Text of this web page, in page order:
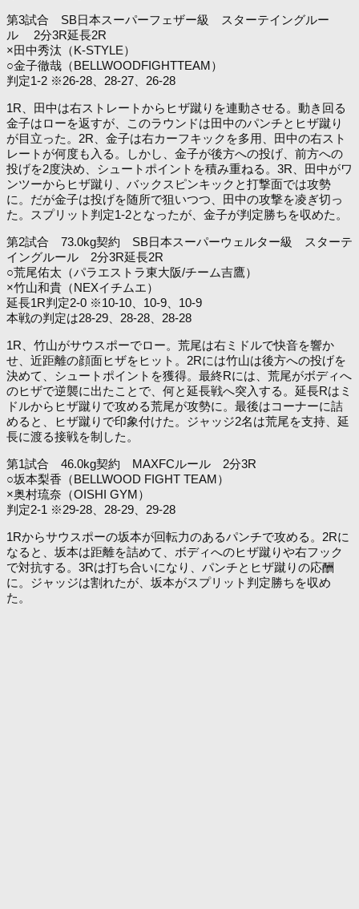
第3試合 SB日本スーパーフェザー級 スターテイングルー
ル 2分3R延長2R
×田中秀汰（K-STYLE）
○金子徹哉（BELLWOODFIGHTTEAM）
判定1-2 ※26-28、28-27、26-28
1R、田中は右ストレートからヒザ蹴りを連動させる。動き回る
金子はローを返すが、このラウンドは田中のパンチとヒザ蹴り
が目立った。2R、金子は右カーフキックを多用、田中の右スト
レートが何度も入る。しかし、金子が後方への投げ、前方への
投げを2度決め、シュートポイントを積み重ねる。3R、田中がワ
ンツーからヒザ蹴り、バックスピンキックと打撃面では攻勢
に。だが金子は投げを随所で狙いつつ、田中の攻撃を凌ぎ切っ
た。スプリット判定1-2となったが、金子が判定勝ちを収めた。
第2試合 73.0kg契約 SB日本スーパーウェルター級 スターテ
イングルール 2分3R延長2R
○荒尾佑太（パラエストラ東大阪/チーム吉鷹）
×竹山和貴（NEXイチムエ）
延長1R判定2-0 ※10-10、10-9、10-9
本戦の判定は28-29、28-28、28-28
1R、竹山がサウスポーでロー。荒尾は右ミドルで快音を響か
せ、近距離の顔面ヒザをヒット。2Rには竹山は後方への投げを
決めて、シュートポイントを獲得。最終Rには、荒尾がボディへ
のヒザで逆襲に出たことで、何と延長戦へ突入する。延長Rはミ
ドルからヒザ蹴りで攻める荒尾が攻勢に。最後はコーナーに詰
めると、ヒザ蹴りで印象付けた。ジャッジ2名は荒尾を支持、延
長に渡る接戦を制した。
第1試合 46.0kg契約 MAXFCルール 2分3R
○坂本梨香（BELLWOOD FIGHT TEAM）
×奥村琉奈（OISHI GYM）
判定2-1 ※29-28、28-29、29-28
1Rからサウスポーの坂本が回転力のあるパンチで攻める。2Rに
なると、坂本は距離を詰めて、ボディへのヒザ蹴りや右フック
で対抗する。3Rは打ち合いになり、パンチとヒザ蹴りの応酬
に。ジャッジは割れたが、坂本がスプリット判定勝ちを収め
た。